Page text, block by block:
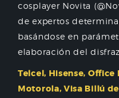
cosplayer Novita
de expertos
basándose en
elaboración del
Telcel, Hisense,
Motorola, Visa Billú